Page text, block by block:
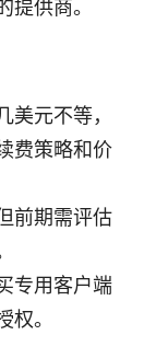
供商。
元不等，
费策略和价
前期需评估
专用客户端
。